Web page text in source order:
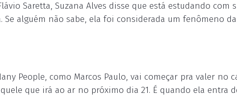
Saretta, Suzana Alves disse que está estudando com
alguém não sabe, ela foi considerada um fenômeno da
People, como Marcos Paulo, vai começar pra valer no
que irá ao ar no próximo dia 21. É quando ela entra